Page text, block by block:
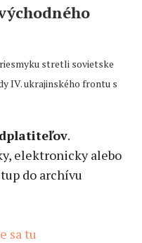
stretli sovietske
IV. ukrajinského frontu s
.
elektronicky alebo
do archívu
sa tu